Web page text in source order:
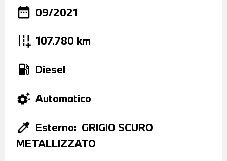
date_range 09/2021
add_road 107.780 km
local_gas_station Diesel
settings_suggest Automatico
colorize Esterno: GRIGIO SCURO
METALLIZZATO